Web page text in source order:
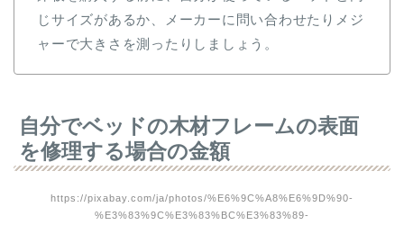
じサイズがあるか、メーカーに問い合わせたりメジ
ャーで大きさを測ったりしましょう。
自分でベッドの木材フレームの表面
を修理する場合の金額
https://pixabay.com/ja/photos/%E6%9C%A8%E6%9D%90-
%E3%83%9C%E3%83%BC%E3%83%89-